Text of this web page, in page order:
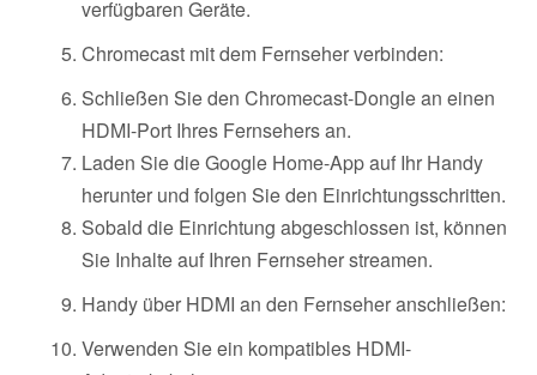
verfügbaren Geräte.
Chromecast mit dem Fernseher verbinden:
Schließen Sie den Chromecast-Dongle an einen
HDMI-Port Ihres Fernsehers an.
Laden Sie die Google Home-App auf Ihr Handy
herunter und folgen Sie den Einrichtungsschritten.
Sobald die Einrichtung abgeschlossen ist, können
Sie Inhalte auf Ihren Fernseher streamen.
Handy über HDMI an den Fernseher anschließen:
Verwenden Sie ein kompatibles HDMI-